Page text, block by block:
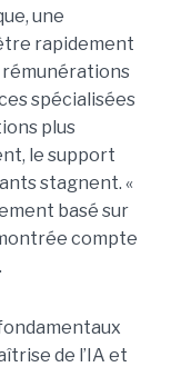
une
rapidement
rémunérations
spécialisées
plus
le support
stagnent. «
basé sur
compte
de l’IA et